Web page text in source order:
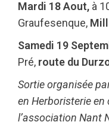
Mardi 18 Aout, à
Graufesenque,
Samedi 19
Pré, route du
Sortie organisée
en Herboristerie
l’association Nant